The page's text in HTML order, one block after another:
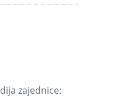
zajednice: